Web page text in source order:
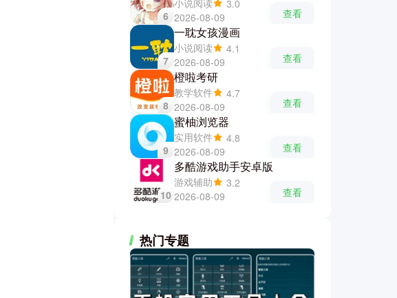
6
小说阅读
3.0
2026-08-09
查看
7
一耽女孩漫画
小说阅读
4.1
2026-08-09
查看
8
橙啦考研
教学软件
4.7
2026-08-09
查看
9
蜜柚浏览器
实用软件
4.8
2026-08-09
查看
10
多酷游戏助手安卓版
游戏辅助
3.2
2026-08-09
查看
热门专题